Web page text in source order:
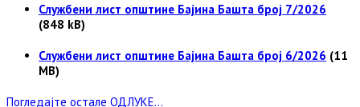
Службени лист општине Бајина Башта број 7/2026
(848 kB)
Службени лист општине Бајина Башта број 6/2026 (11
MB)
Погледајте остале ОДЛУКЕ...